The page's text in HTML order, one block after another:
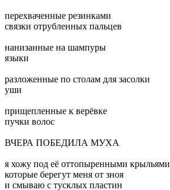
перехваченные резинками
связки отрубленных пальцев
нанизанные на шампуры
языки
разложенные по столам для засолки
уши
прищепленные к верёвке
пучки волос
ВЧЕРА ПОБЕДИЛА МУХА
я хожу под её оттопыренными крыльями
которые берегут меня от зноя
и смываю с тусклых пластин